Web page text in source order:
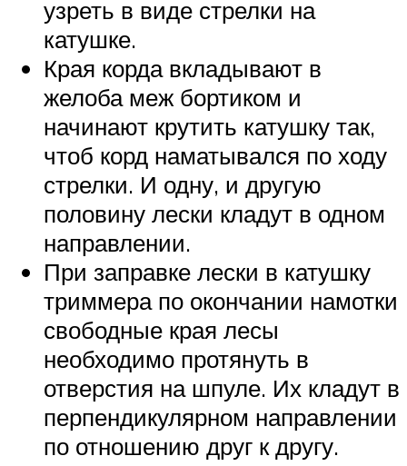
узреть в виде стрелки на
катушке.
Края корда вкладывают в
желоба меж бортиком и
начинают крутить катушку так,
чтоб корд наматывался по ходу
стрелки. И одну, и другую
половину лески кладут в одном
направлении.
При заправке лески в катушку
триммера по окончании намотки
свободные края лесы
необходимо протянуть в
отверстия на шпуле. Их кладут в
перпендикулярном направлении
по отношению друг к другу.